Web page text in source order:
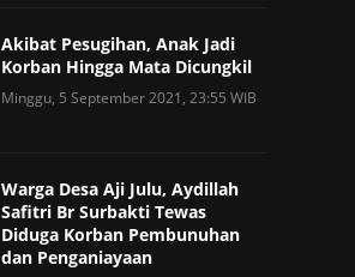
Akibat Pesugihan, Anak Jadi
Korban Hingga Mata Dicungkil
Minggu, 5 September 2021, 23:55 WIB
Warga Desa Aji Julu, Aydillah
Safitri Br Surbakti Tewas
Diduga Korban Pembunuhan
dan Penganiayaan